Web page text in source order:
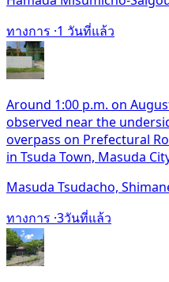
ทางการ ·1 วันที่แล้ว
Around 1:00 p.m. on
observed near the
overpass on Prefectural
in Tsuda Town, Masuda
Masuda Tsudacho,
ทางการ ·3วันที่แล้ว